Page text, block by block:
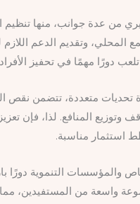
من عدة جوانب، منها تنظيم
المحلي، وتقديم الدعم
تلعب دورًا مهمًا في تحفيز
تحديات متعددة، تتضمن نقص
وتوزيع المنافع. لذا، فإن
استثمار مناسبة.
والمؤسسات التنموية دورًا
واسعة من المستفيدين،